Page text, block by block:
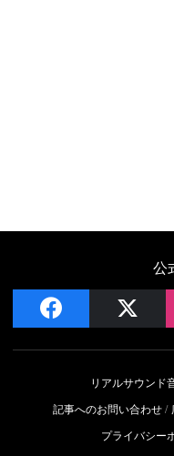
公
facebook
リアルサウンド
記事へのお問い合わせ
プライバシー